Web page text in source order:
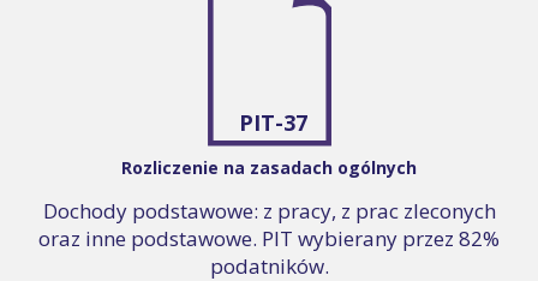
PIT-37
Rozliczenie na zasadach ogólnych
Dochody podstawowe: z pracy, z prac zleconych
oraz inne podstawowe. PIT wybierany przez 82%
podatników.